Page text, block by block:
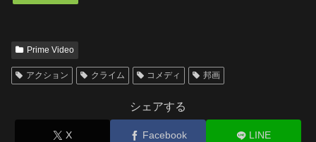
Prime Video
アクション クライム コメディ 邦画
シェアする
X Facebook LINE